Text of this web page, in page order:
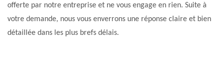
offerte par notre entreprise et ne vous engage en rien. Suite à
votre demande, nous vous enverrons une réponse claire et bien
détaillée dans les plus brefs délais.